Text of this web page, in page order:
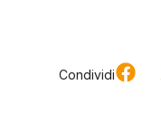
Condividi